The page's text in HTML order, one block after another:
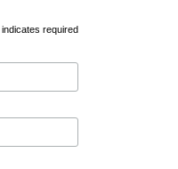
indicates required